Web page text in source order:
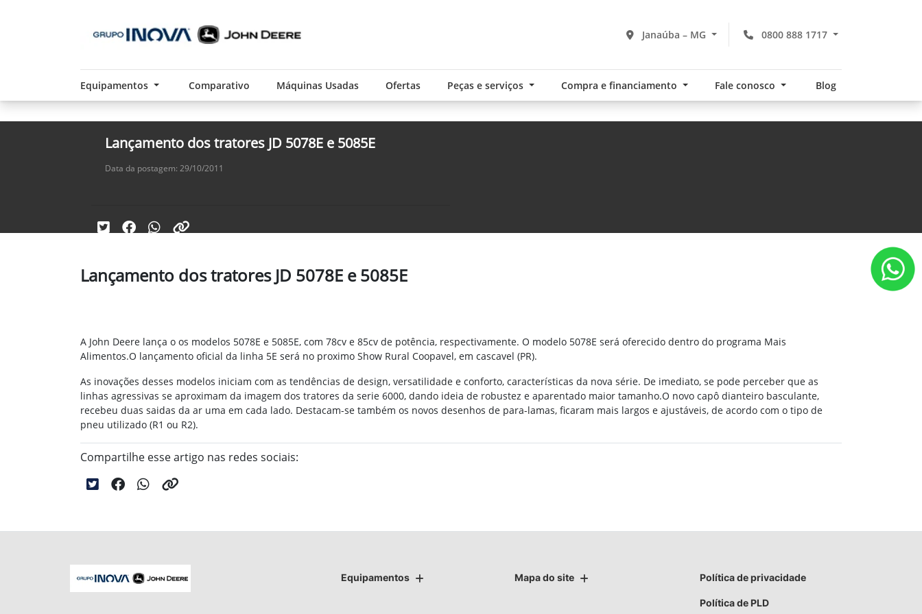
0800 888 1717
Janaúba – MG
Equipamentos Comparativo Máquinas Usadas Ofertas Peças e serviços Compra e financiamento Fale conosco Blog
Lançamento dos tratores JD 5078E e 5085E
Data da postagem: 29/10/2011
Lançamento dos tratores JD 5078E e 5085E
A John Deere lança o os modelos 5078E e 5085E, com 78cv e 85cv de potência, respectivamente. O modelo 5078E será oferecido dentro do programa Mais
Alimentos.O lançamento oficial da linha 5E será no proximo Show Rural Coopavel, em cascavel (PR).
As inovações desses modelos iniciam com as tendências de design, versatilidade e conforto, características da nova série. De imediato, se pode perceber que as
linhas agressivas se aproximam da imagem dos tratores da serie 6000, dando ideia de robustez e aparentado maior tamanho.O novo capô dianteiro basculante,
recebeu duas saidas da ar uma em cada lado. Destacam-se também os novos desenhos de para-lamas, ficaram mais largos e ajustáveis, de acordo com o tipo de
pneu utilizado (R1 ou R2).
Compartilhe esse artigo nas redes sociais:
Equipamentos Mapa do site Política de privacidade
Política de PLD